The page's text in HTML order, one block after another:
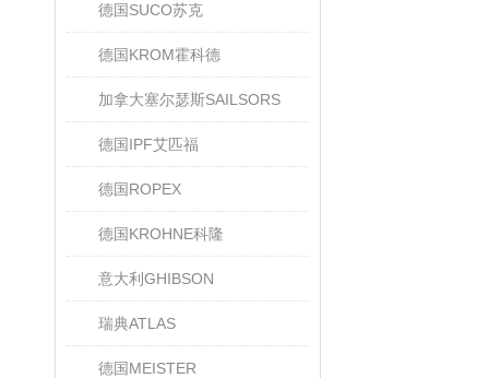
德国SUCO苏克
德国KROM霍科德
加拿大塞尔瑟斯SAILSORS
德国IPF艾匹福
德国ROPEX
德国KROHNE科隆
意大利GHIBSON
瑞典ATLAS
德国MEISTER